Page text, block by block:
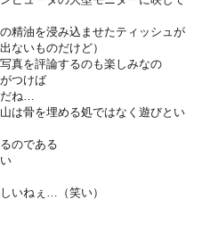
の精油を浸み込ませたティッシュが
ないものだけど）
真を評論するのも楽しみなの
つけば
ね…
山は骨を埋める処ではなく遊びとい
のである
いねぇ…（笑い）